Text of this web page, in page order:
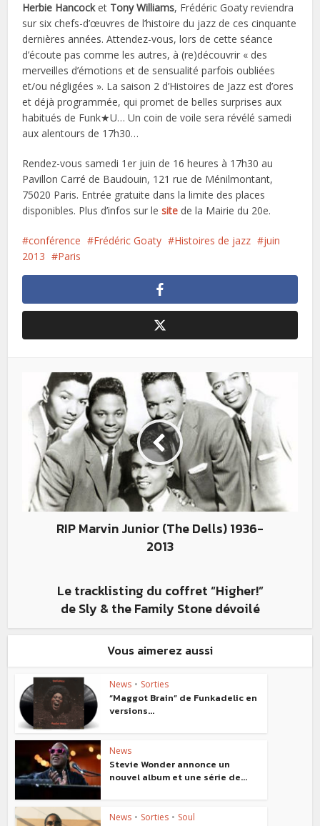
Herbie Hancocket Tony Williams, Frédéric Goaty reviendra
sur six chefs-d’œuvres de l’histoire du jazz de ces cinquante
dernières années. Attendez-vous, lors de cette séance
d’écoute pas comme les autres, à (re)découvrir « des
merveilles d’émotions et de sensualité parfois oubliées
et/ou négligées ». La saison 2 d’Histoires de Jazz est d’ores
et déjà programmée, qui promet de belles surprises aux
habitués de Funk★U… Un coin de voile sera révélé samedi
aux alentours de 17h30…
Rendez-vous samedi 1er juin de 16 heures à 17h30 au
Pavillon Carré de Baudouin, 121 rue de Ménilmontant,
75020 Paris. Entrée gratuite dans la limite des places
disponibles. Plus d’infos sur lesite de la Mairie du 20e.
conférence Frédéric Goaty Histoires de jazz
juin
2013
Paris
RIP Marvin Junior (The Dells) 1936-
2013
Le tracklisting du coffret “Higher!”
de Sly & the Family Stone dévoilé
Vous aimerez aussi
News • Sorties
“Maggot Brain” de Funkadelic en
versions...
News
Stevie Wonder annonce un
nouvel album et une série de...
News • Sorties • Soul